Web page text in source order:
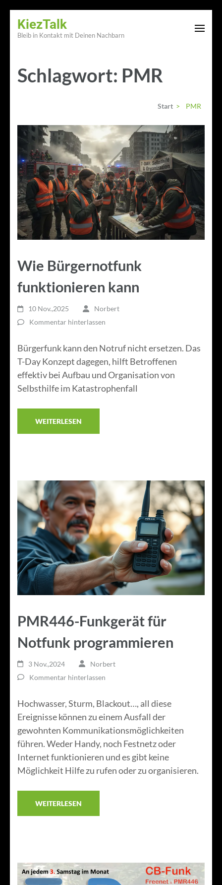
Inhalt
drücken)
KiezTalk
Bleib in Kontakt mit Deinen Nachbarn
Schlagwort: PMR
Start > PMR
Wie Bürgernotfunk
funktionieren kann
10 Nov.,2025
Norbert
Kommentar hinterlassen
Bürgerfunk kann den Notruf nicht ersetzen. Das
T-Day Konzept dagegen, hilft Betroffenen
effektiv bei Aufbau und Organisation von
Selbsthilfe im Katastrophenfall
WEITERLESEN
PMR446-Funkgerät für
Notfunk programmieren
3 Nov.,2024
Norbert
Kommentar hinterlassen
Hochwasser, Sturm, Blackout…, all diese
Ereignisse können zu einem Ausfall der
gewohnten Kommunikationsmöglichkeiten
führen. Weder Handy, noch Festnetz oder
Internet funktionieren und es gibt keine
Möglichkeit Hilfe zu rufen oder zu organisieren.
WEITERLESEN